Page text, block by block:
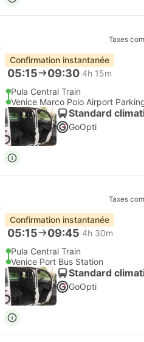
Taxes
Confirmation instantanée
05:15 09:30 4h 15m
Pula Central Train
Venice Marco Polo Airport
Standard
GoOpti
Taxes
Confirmation instantanée
05:15 09:45 4h 30m
Pula Central Train
Venice Port Bus Station
Standard
GoOpti